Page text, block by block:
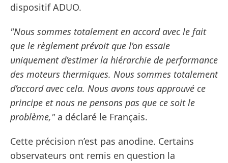
dispositif ADUO.
"Nous sommes totalement en accord avec le fait
que le règlement prévoit que l’on essaie
uniquement d’estimer la hiérarchie de performance
des moteurs thermiques. Nous sommes totalement
d’accord avec cela. Nous avons tous approuvé ce
principe et nous ne pensons pas que ce soit le
problème,"a déclaré le Français.
Cette précision n’est pas anodine. Certains
observateurs ont remis en question la